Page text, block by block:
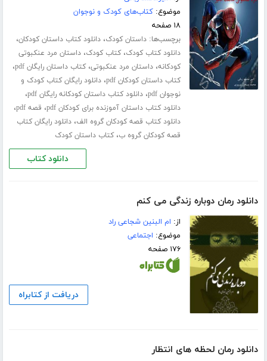
موضوع:کتاب‌های کودک و نوجوان
۱۸ صفحه
برچسب‌ها:داستان کودک،دانلود کتاب داستان کودکان،
دانلود کتاب کودک،کتاب کودک،داستان مرد عنکبوتی
کودکانه،داستان مرد عنکبوتی،کتاب داستان رایگان pdf ،
کتاب داستان کودکان pdf ،دانلود رایگان کتاب کودک و
نوجوان pdf
،دانلود کتاب داستان کودکانه رایگان pdf ،
دانلود کتاب داستان آموزنده برای کودکان pdf ، قصه pdf ،
دانلود کتاب قصه کودکان گروه الف،دانلود رایگان کتاب
قصه کودکان گروه ب،کتاب داستان کودک
دانلود کتاب
دانلود رمان دوباره زندگی می کنم
از: ام البنین شجاعی راد
موضوع: اجتماعی
۱۷۶ صفحه
دریافت از کتابراه
دانلود رمان لحظه های انتظار